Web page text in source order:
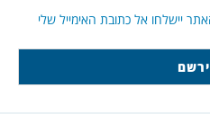
יישלחו אל כתובת האימייל שלי